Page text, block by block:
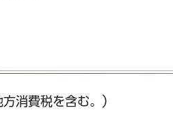
消費税を含む。）